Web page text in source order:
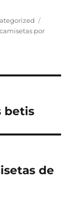
por
betis
de